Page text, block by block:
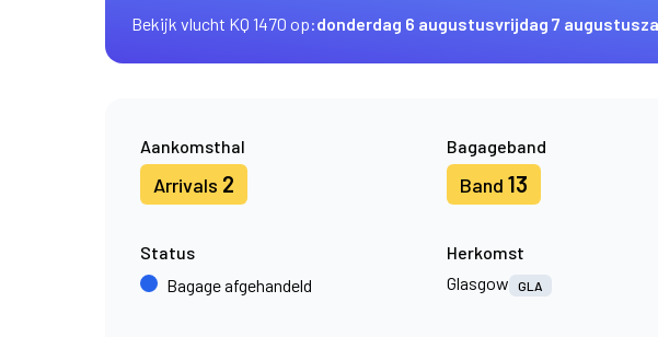
Bekijk vlucht KQ 1470 op:donderdag 6 augustusvrijdag 7 augustus
Aankomsthal
Arrivals 2
Bagageband
Band 13
Status
Bagage afgehandeld
Herkomst
Glasgow
GLA